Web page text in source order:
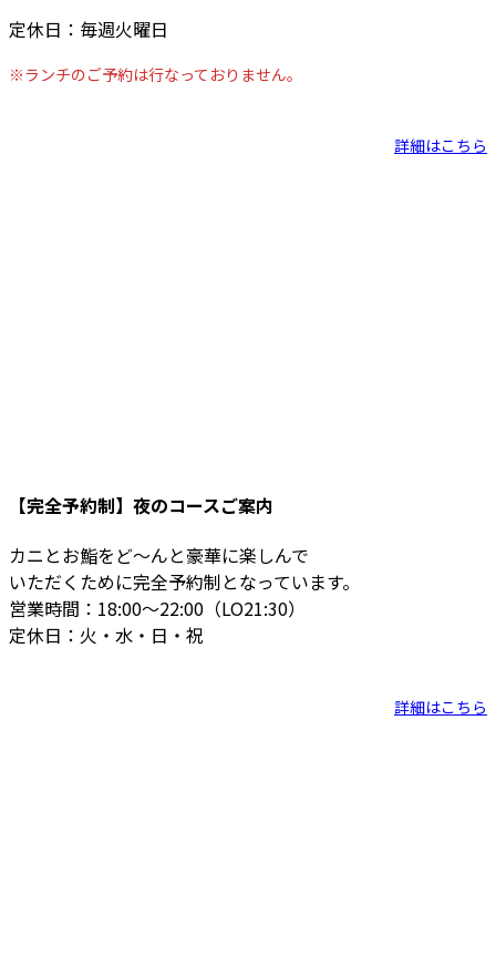
定休日：毎週火曜日
※ランチのご予約は行なっておりません。
詳細はこちら
【完全予約制】夜のコースご案内
カニとお鮨をど〜んと豪華に楽しんで
いただくために完全予約制となっています。
営業時間：18:00〜22:00（LO21:30）
定休日：火・水・日・祝
詳細はこちら